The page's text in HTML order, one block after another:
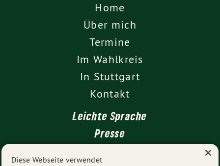
Home
Über mich
Termine
Im Wahlkreis
In Stuttgart
Kontakt
Leichte Sprache
Presse
Diese Webseite verwendet ×